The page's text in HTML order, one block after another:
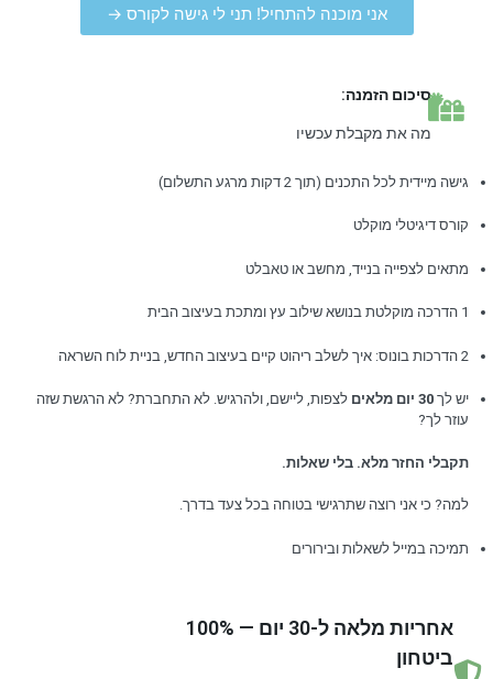
אני מוכנה להתחיל! תני לי גישה לקורס →
סיכום הזמנה:
מה את מקבלת עכשיו
גישה מיידית לכל התכנים (תוך 2 דקות מרגע התשלום)
קורס דיגיטלי מוקלט
מתאים לצפייה בנייד, מחשב או טאבלט
1 הדרכה מוקלטת בנושא שילוב עץ ומתכת בעיצוב הבית
2 הדרכות בונוס: איך לשלב ריהוט קיים בעיצוב החדש, בניית לוח השראה
יש לך 30 יום מלאים
לצפות, ליישם, ולהרגיש. לא התחברת? לא הרגשת שזה
עוזר לך?
תקבלי החזר מלא. בלי שאלות.
למה? כי אני רוצה שתרגישי בטוחה בכל צעד בדרך.
תמיכה במייל לשאלות ובירורים
אחריות מלאה ל-30 יום — 100%
ביטחון